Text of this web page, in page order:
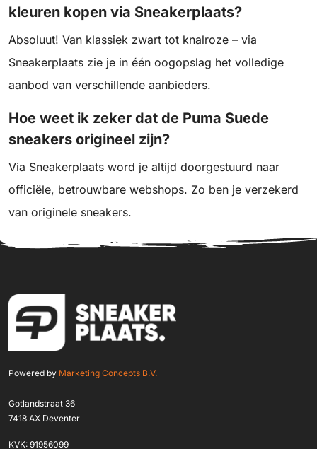
kleuren kopen via Sneakerplaats?
Absoluut! Van klassiek zwart tot knalroze – via
Sneakerplaats zie je in één oogopslag het volledige
aanbod van verschillende aanbieders.
Hoe weet ik zeker dat de Puma Suede
sneakers origineel zijn?
Via Sneakerplaats word je altijd doorgestuurd naar
officiële, betrouwbare webshops. Zo ben je verzekerd
van originele sneakers.
Powered by Marketing Concepts B.V.
Gotlandstraat 36
7418 AX Deventer
KVK: 91956099